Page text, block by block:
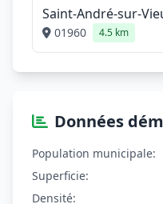
Saint-André-sur-
01960 4.5 km
Données
Population municipale:
Superficie:
Densité: